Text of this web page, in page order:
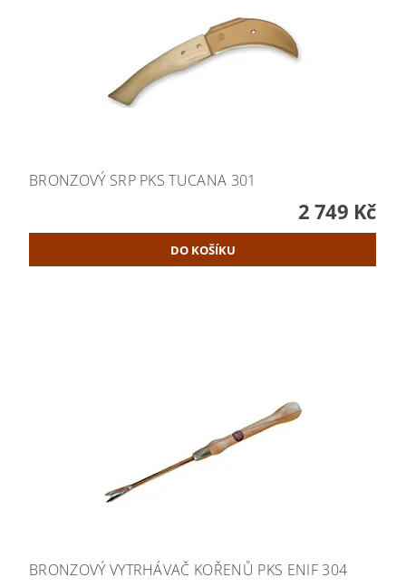
BRONZOVÝ SRP PKS TUCANA 301
2 749 Kč
BRONZOVÝ VYTRHÁVAČ KOŘENŮ PKS ENIF 304